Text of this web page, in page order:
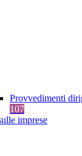
Provvedimenti
107
imprese